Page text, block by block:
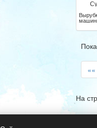
««
На